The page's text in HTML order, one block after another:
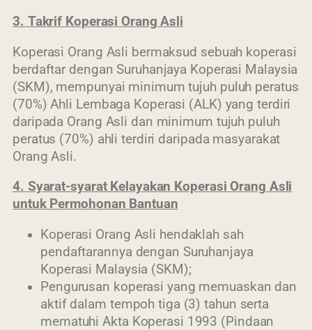
3. Takrif Koperasi Orang Asli
Koperasi Orang Asli bermaksud sebuah koperasi
berdaftar dengan Suruhanjaya Koperasi Malaysia
(SKM), mempunyai minimum tujuh puluh peratus
(70%) Ahli Lembaga Koperasi (ALK) yang terdiri
daripada Orang Asli dan minimum tujuh puluh
peratus (70%) ahli terdiri daripada masyarakat
Orang Asli.
4. Syarat-syarat Kelayakan Koperasi Orang Asli
untuk Permohonan Bantuan
Koperasi Orang Asli hendaklah sah
pendaftarannya dengan Suruhanjaya
Koperasi Malaysia (SKM);
Pengurusan koperasi yang memuaskan dan
aktif dalam tempoh tiga (3) tahun serta
mematuhi Akta Koperasi 1993 (Pindaan